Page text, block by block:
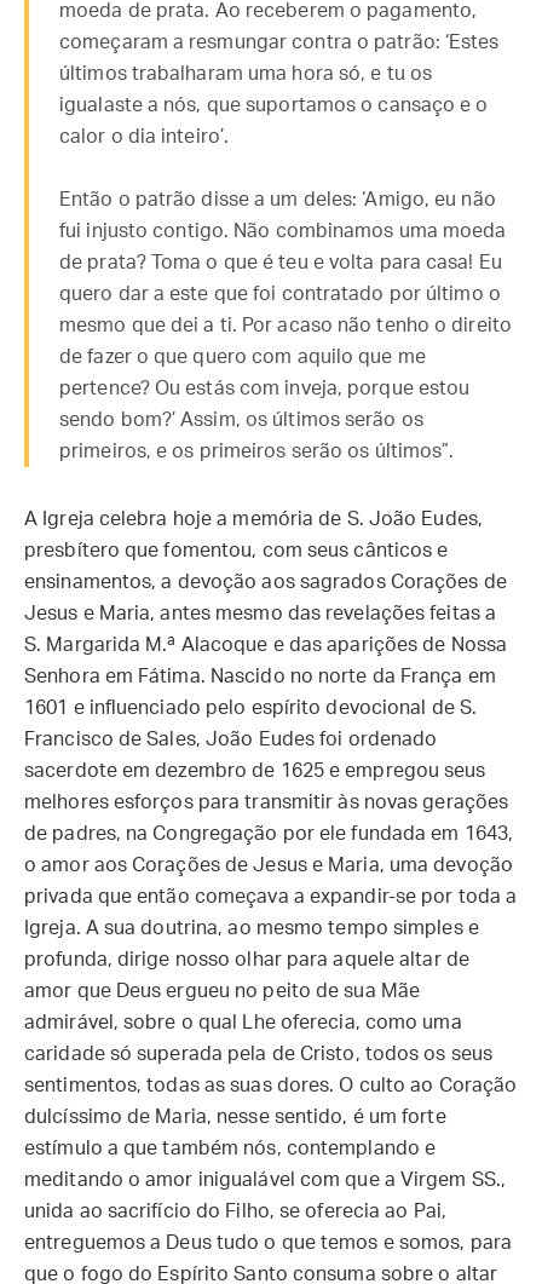
moeda de prata. Ao receberem o pagamento,
começaram a resmungar contra o patrão: ‘Estes
últimos trabalharam uma hora só, e tu os
igualaste a nós, que suportamos o cansaço e o
calor o dia inteiro’.
Então o patrão disse a um deles: ‘Amigo, eu não
fui injusto contigo. Não combinamos uma moeda
de prata? Toma o que é teu e volta para casa! Eu
quero dar a este que foi contratado por último o
mesmo que dei a ti. Por acaso não tenho o direito
de fazer o que quero com aquilo que me
pertence? Ou estás com inveja, porque estou
sendo bom?’ Assim, os últimos serão os
primeiros, e os primeiros serão os últimos”.
A Igreja celebra hoje a memória de S. João Eudes,
presbítero que fomentou, com seus cânticos e
ensinamentos, a devoção aos sagrados Corações de
Jesus e Maria, antes mesmo das revelações feitas a
S. Margarida M.ª Alacoque e das aparições de Nossa
Senhora em Fátima. Nascido no norte da França em
1601 e influenciado pelo espírito devocional de S.
Francisco de Sales, João Eudes foi ordenado
sacerdote em dezembro de 1625 e empregou seus
melhores esforços para transmitir às novas gerações
de padres, na Congregação por ele fundada em 1643,
o amor aos Corações de Jesus e Maria, uma devoção
privada que então começava a expandir-se por toda a
Igreja. A sua doutrina, ao mesmo tempo simples e
profunda, dirige nosso olhar para aquele altar de
amor que Deus ergueu no peito de sua Mãe
admirável, sobre o qual Lhe oferecia, como uma
caridade só superada pela de Cristo, todos os seus
sentimentos, todas as suas dores. O culto ao Coração
dulcíssimo de Maria, nesse sentido, é um forte
estímulo a que também nós, contemplando e
meditando o amor inigualável com que a Virgem SS.,
unida ao sacrifício do Filho, se oferecia ao Pai,
entreguemos a Deus tudo o que temos e somos, para
que o fogo do Espírito Santo consuma sobre o altar